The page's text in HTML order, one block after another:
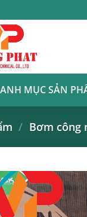
MỤC SẢN
/ Bơm công